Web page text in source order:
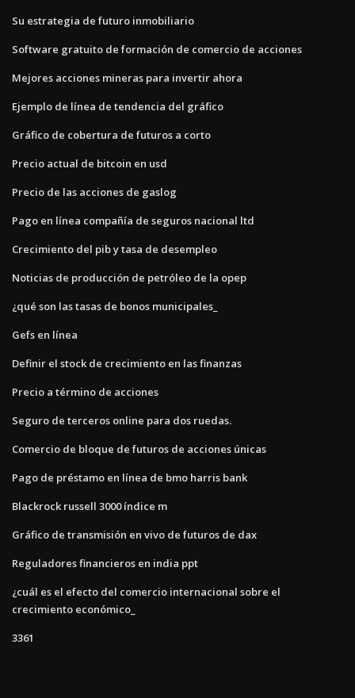
Su estrategia de futuro inmobiliario
Software gratuito de formación de comercio de acciones
Mejores acciones mineras para invertir ahora
Ejemplo de línea de tendencia del gráfico
Gráfico de cobertura de futuros a corto
Precio actual de bitcoin en usd
Precio de las acciones de gaslog
Pago en línea compañía de seguros nacional ltd
Crecimiento del pib y tasa de desempleo
Noticias de producción de petróleo de la opep
¿qué son las tasas de bonos municipales_
Gefs en línea
Definir el stock de crecimiento en las finanzas
Precio a término de acciones
Seguro de terceros online para dos ruedas.
Comercio de bloque de futuros de acciones únicas
Pago de préstamo en línea de bmo harris bank
Blackrock russell 3000 índice m
Gráfico de transmisión en vivo de futuros de dax
Reguladores financieros en india ppt
¿cuál es el efecto del comercio internacional sobre el
crecimiento económico_
3361